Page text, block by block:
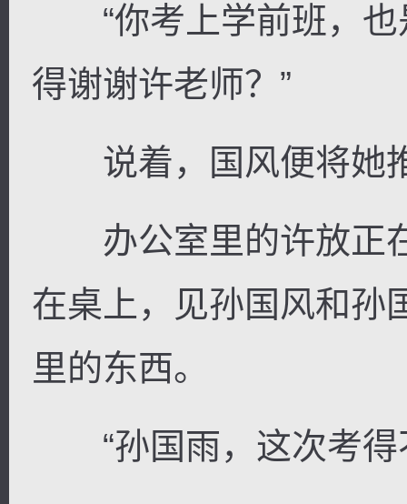
“你考上学前班，也
得谢谢许老师？”
说着，国风便将她
办公室里的许放正
在桌上，见孙国风和孙
里的东西。
“孙国雨，这次考得